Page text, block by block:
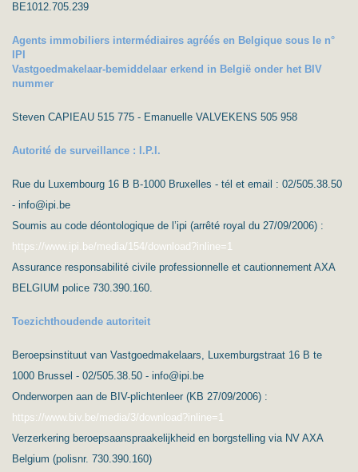
BE1012.705.239
Agents immobiliers intermédiaires agréés en Belgique sous le n°
IPI
Vastgoedmakelaar-bemiddelaar erkend in België onder het BIV
nummer
Steven CAPIEAU 515 775 - Emanuelle VALVEKENS 505 958
Autorité de surveillance : I.P.I.
Rue du Luxembourg 16 B B-1000 Bruxelles - tél et email : 02/505.38.50
- info@ipi.be
Soumis au code déontologique de l’ipi (arrêté royal du 27/09/2006) :
https://www.ipi.be/media/154/download?inline=1
Assurance responsabilité civile professionnelle et cautionnement AXA
BELGIUM police 730.390.160.
Toezichthoudende autoriteit
Beroepsinstituut van Vastgoedmakelaars, Luxemburgstraat 16 B te
1000 Brussel - 02/505.38.50 - info@ipi.be
Onderworpen aan de BIV-plichtenleer (KB 27/09/2006) :
https://www.biv.be/media/3/download?inline=1
Verzerkering beroepsaanspraakelijkheid en borgstelling via NV AXA
Belgium (polisnr. 730.390.160)